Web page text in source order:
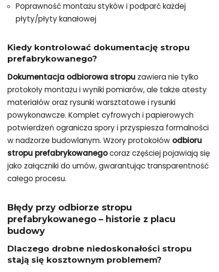
Poprawność montażu styków i podparć każdej
płyty/płyty kanałowej
Kiedy kontrolować dokumentację stropu
prefabrykowanego?
Dokumentacja odbiorowa stropu zawiera nie tylko
protokoły montażu i wyniki pomiarów, ale także atesty
materiałów oraz rysunki warsztatowe i rysunki
powykonawcze. Komplet cyfrowych i papierowych
potwierdzeń ogranicza spory i przyspiesza formalności
w nadzorze budowlanym. Wzory protokołów odbioru
stropu prefabrykowanegocoraz częściej pojawiają się
jako załączniki do umów, gwarantując transparentność
całego procesu.
Błędy przy odbiorze stropu
prefabrykowanego – historie z placu
budowy
Dlaczego drobne niedoskonałości stropu
stają się kosztownym problemem?